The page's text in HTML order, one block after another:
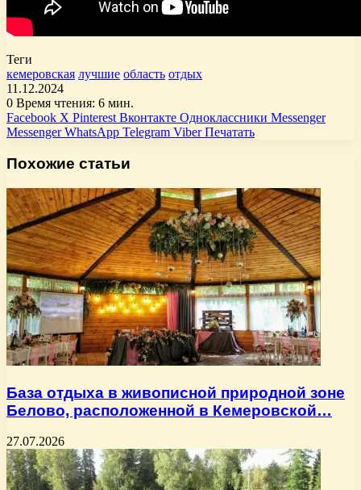
Теги
кемеровская лучшие область отдых
11.12.2024
0 Время чтения: 6 мин.
Facebook X Pinterest Вконтакте Одноклассники Messenger
Messenger WhatsApp Telegram Viber Печатать
Похожие статьи
База отдыха в живописной природной зоне
Белово, расположенной в Кемеровской…
27.07.2026